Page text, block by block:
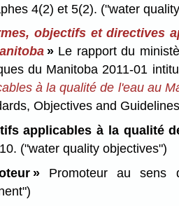
4(2) et 5(2). ("water
objectifs et directives
» Le rapport du
du Manitoba 2011-01
à la qualité de l'eau au
Objectives and
applicables à la qualité
("water quality objectives")
»Promoteur au